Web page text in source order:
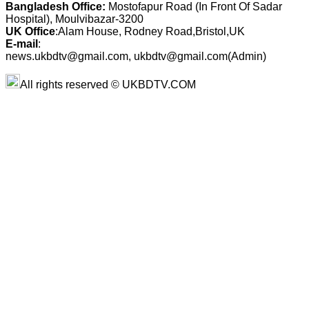
Bangladesh Office: Mostofapur Road (In Front Of Sadar
Hospital), Moulvibazar-3200
UK Office:Alam House, Rodney Road,Bristol,UK
E-mail :
news.ukbdtv@gmail.com, ukbdtv@gmail.com(Admin)
All rights reserved © UKBDTV.COM